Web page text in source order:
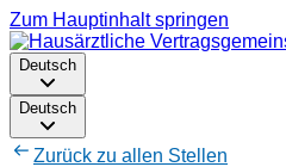
Zum Hauptinhalt springen
Deutsch
Deutsch
Zurück zu allen Stellen